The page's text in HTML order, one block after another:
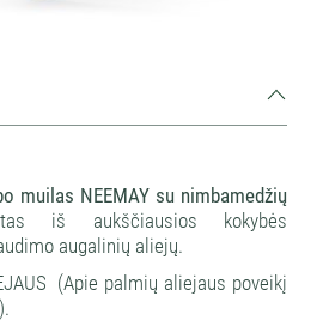
muilas NEEMAY su nimbamedžių
iš aukščiausios kokybės
augalinių aliejų.
(Apie palmių aliejaus poveikį
).